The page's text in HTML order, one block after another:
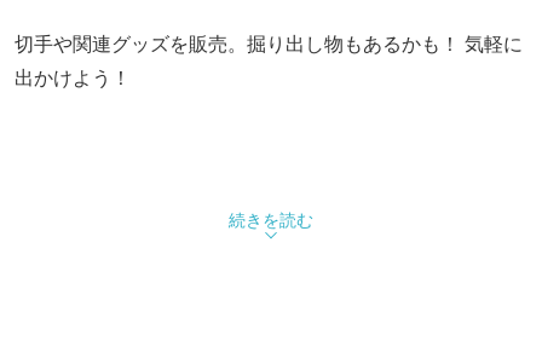
切手や関連グッズを販売。掘り出し物もあるかも！ 気軽に
出かけよう！
続きを読む